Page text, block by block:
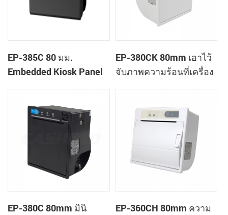
EP-385C 80 มม.
Embedded Kiosk Panel
EP-380CK 80mm เอาไว้
จับภาพความร้อนที่เครื่อง
EP-380C 80mm มินิ
EP-360CH 80mm ความ